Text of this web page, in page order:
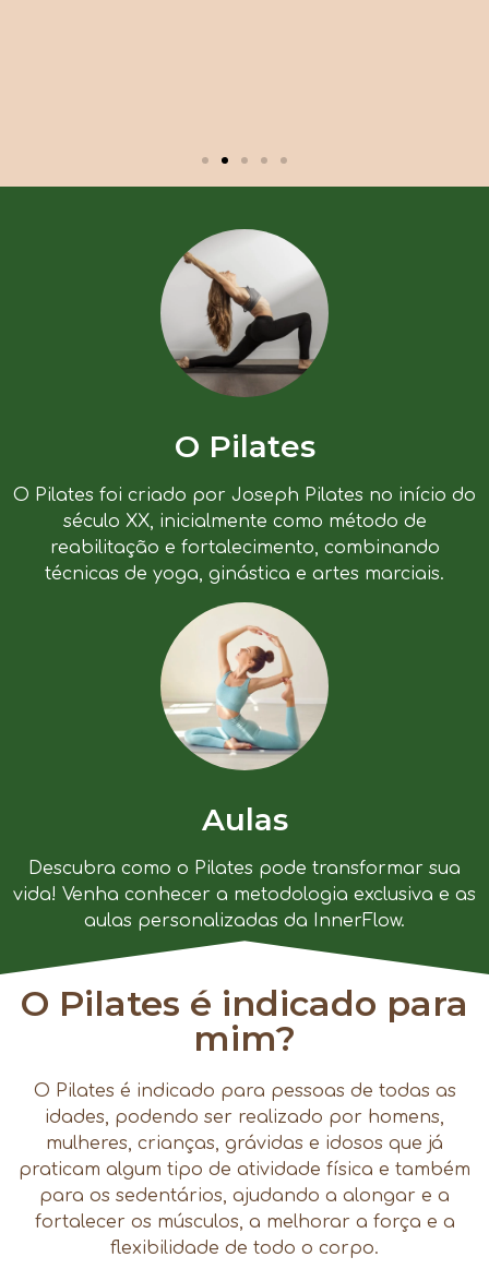
O Pilates
O Pilates foi criado por Joseph Pilates no início do
século XX, inicialmente como método de
reabilitação e fortalecimento, combinando
técnicas de yoga, ginástica e artes marciais.
Aulas
Descubra como o Pilates pode transformar sua
vida! Venha conhecer a metodologia exclusiva e as
aulas personalizadas da InnerFlow.
O Pilates é indicado para
mim?
O Pilates é indicado para pessoas de todas as
idades, podendo ser realizado por homens,
mulheres, crianças, grávidas e idosos que já
praticam algum tipo de atividade física e também
para os sedentários, ajudando a alongar e a
fortalecer os músculos, a melhorar a força e a
flexibilidade de todo o corpo.